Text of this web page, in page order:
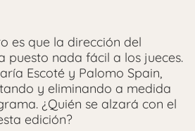
es que la dirección del
puesto nada fácil a los jueces.
Escoté y Palomo Spain,
y eliminando a medida
¿Quién se alzará con el
edición?